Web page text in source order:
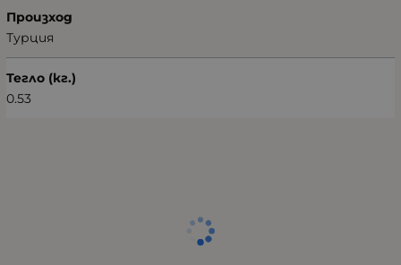
Произход
Турция
Тегло (кг.)
0.53